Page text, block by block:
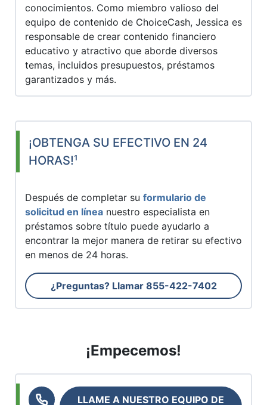
conocimientos. Como miembro valioso del
equipo de contenido de ChoiceCash, Jessica es
responsable de crear contenido financiero
educativo y atractivo que aborde diversos
temas, incluidos presupuestos, préstamos
garantizados y más.
¡OBTENGA SU EFECTIVO EN 24
HORAS!¹
Después de completar su formulario de
solicitud en línea nuestro especialista en
préstamos sobre título puede ayudarlo a
encontrar la mejor manera de retirar su efectivo
en menos de 24 horas.
¿Preguntas? Llamar 855-422-7402
¡Empecemos!
LLAME A NUESTRO EQUIPO DE